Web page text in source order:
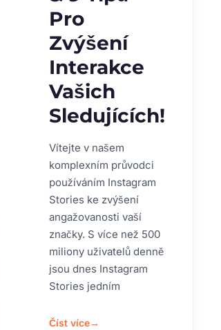
Pro
Zvýšení
Interakce
Vašich
Sledujících!
Vítejte v našem
komplexním průvodci
používáním Instagram
Stories ke zvýšení
angažovanosti vaší
značky. S více než 500
miliony uživatelů denně
jsou dnes Instagram
Stories jedním
Číst více→